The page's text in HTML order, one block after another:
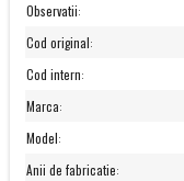
Observatii:
Cod original:
Cod intern:
Marca:
Model:
Anii de fabricatie: